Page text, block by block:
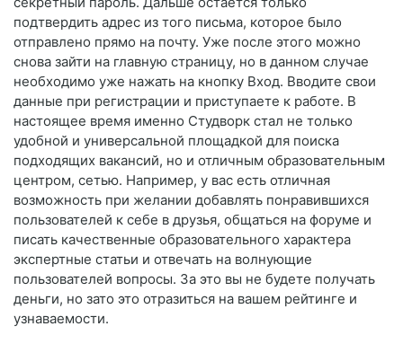
подтвердить адрес из того письма, которое было
отправлено прямо на почту. Уже после этого можно
снова зайти на главную страницу, но в данном случае
необходимо уже нажать на кнопку Вход. Вводите свои
данные при регистрации и приступаете к работе. В
настоящее время именно Студворк стал не только
удобной и универсальной площадкой для поиска
подходящих вакансий, но и отличным образовательным
центром, сетью. Например, у вас есть отличная
возможность при желании добавлять понравившихся
пользователей к себе в друзья, общаться на форуме и
писать качественные образовательного характера
экспертные статьи и отвечать на волнующие
пользователей вопросы. За это вы не будете получать
деньги, но зато это отразиться на вашем рейтинге и
узнаваемости.